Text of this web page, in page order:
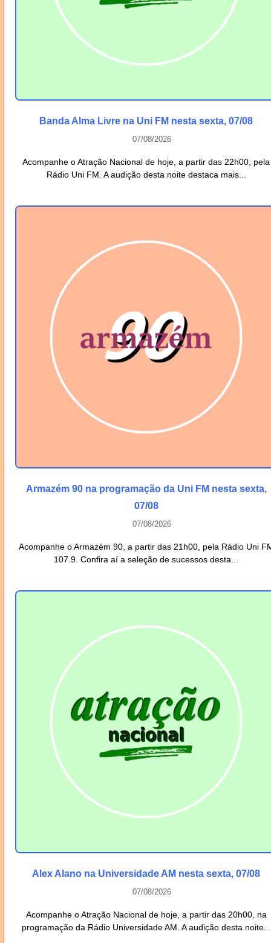
Banda Alma Livre na Uni FM nesta sexta, 07/08
07/08/2026
Acompanhe o Atração Nacional de hoje, a partir das 22h00, pela
Rádio Uni FM. A audição desta noite destaca mais...
Armazém 90 na programação da Uni FM nesta sexta,
07/08
07/08/2026
Acompanhe o Armazém 90, a partir das 21h00, pela Rádio Uni
107.9. Confira aí a seleção de sucessos desta...
Alex Alano na Universidade AM nesta sexta, 07/08
07/08/2026
Acompanhe o Atração Nacional de hoje, a partir das 20h00, na
programação da Rádio Universidade AM. A audição desta noite...